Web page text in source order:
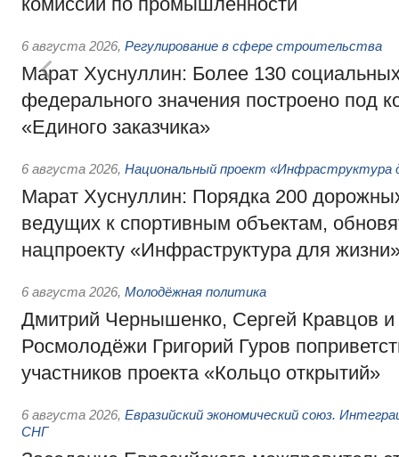
6 августа 2026, Регулирование в сфере строительства
Марат Хуснуллин: Более 130
федерального значения построено под
«Единого заказчика»
6 августа 2026, Национальный проект «Инфраструктура
Марат Хуснуллин: Порядка 200
ведущих к спортивным объектам,
нацпроекту «Инфраструктура для
6 августа 2026, Молодёжная политика
Дмитрий Чернышенко, Сергей Кравцов и
Росмолодёжи Григорий Гуров
участников проекта «Кольцо открытий»
6 августа 2026, Евразийский экономический союз.
СНГ